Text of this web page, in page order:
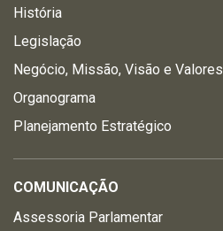
História
Legislação
Negócio, Missão, Visão e Valores
Organograma
Planejamento Estratégico
COMUNICAÇÃO
Assessoria Parlamentar